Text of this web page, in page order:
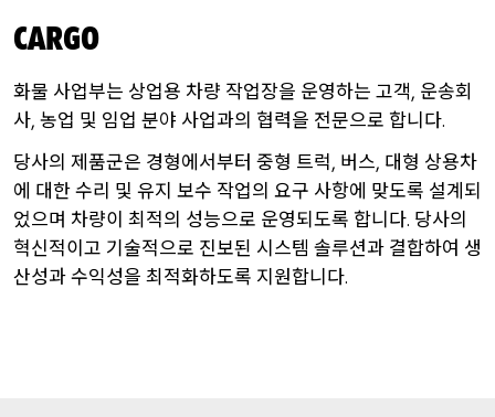
비밀번호
비밀번호를잊어버렸나요 ?
로그인 정보 저장하기
로그인
Construction
Metal
Industry
공급사관리
뷔르트 연구소
3D프린팅
기술 자료
CARGO
화물 사업부는 상업용 차량 작업장을 운영하는 고객, 운송회
사, 농업 및 임업 분야 사업과의 협력을 전문으로 합니다.
당사의 제품군은 경형에서부터 중형 트럭, 버스, 대형 상용차
에 대한수리 및 유지 보수 작업의 요구 사항에 맞도록 설계되
었으며 차량이 최적의 성능으로 운영되도록 합니다. 당사의
혁신적이고 기술적으로 진보된 시스템 솔루션과 결합하여 생
산성과수익성을 최적화하도록 지원합니다.